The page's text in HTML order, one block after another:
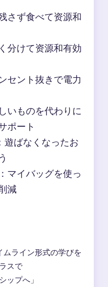
さず食べて资源和
分けて资源和有効
セント抜きで電力
いものを代わりに
ポート
ばなくなったお
マイバッグを使っ
減
ムライン形式の学びを
スで
ップへ」